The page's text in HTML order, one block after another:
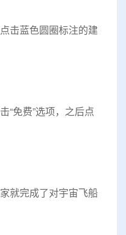
击蓝色圆圈标注的建
“免费”选项，之后点
就完成了对宇宙飞船